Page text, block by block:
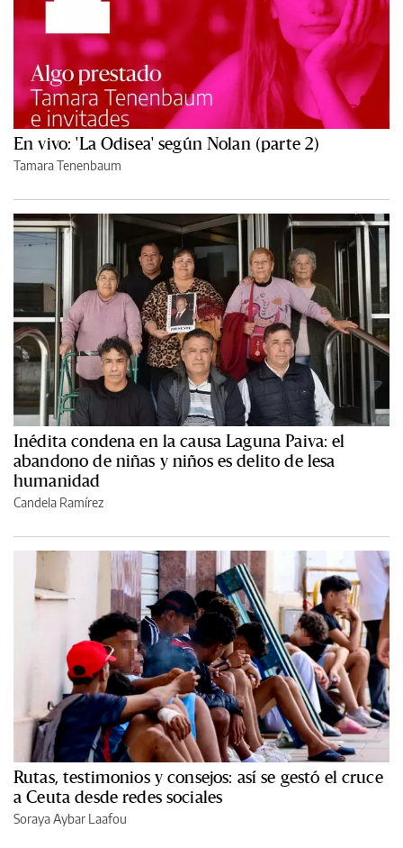
En vivo: 'La Odisea' según Nolan (parte 2)
Tamara Tenenbaum
Inédita condena en la causa Laguna Paiva: el
abandono de niñas y niños es delito de lesa
humanidad
Candela Ramírez
Rutas, testimonios y consejos: así se gestó el cruce
a Ceuta desde redes sociales
Soraya Aybar Laafou